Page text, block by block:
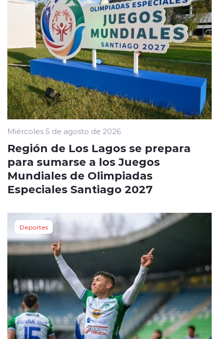
Miércoles 5 de agosto de 2026
Región de Los Lagos se prepara
para sumarse a los Juegos
Mundiales de Olimpiadas
Especiales Santiago 2027
Deportes